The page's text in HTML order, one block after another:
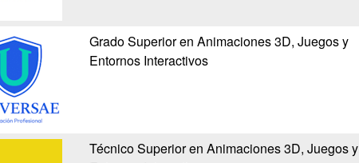
Grado Superior en Animaciones 3D, Juegos y
Entornos Interactivos
Técnico Superior en Animaciones 3D, Juegos y